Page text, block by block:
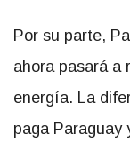
Por su parte,
ahora pasará a
energía. La
paga Paraguay